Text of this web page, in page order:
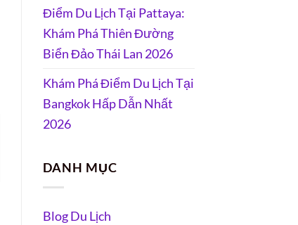
Điểm Du Lịch Tại Pattaya:
Khám Phá Thiên Đường
Biển Đảo Thái Lan 2026
Khám Phá Điểm Du Lịch Tại
Bangkok Hấp Dẫn Nhất
2026
DANH MỤC
Blog Du Lịch